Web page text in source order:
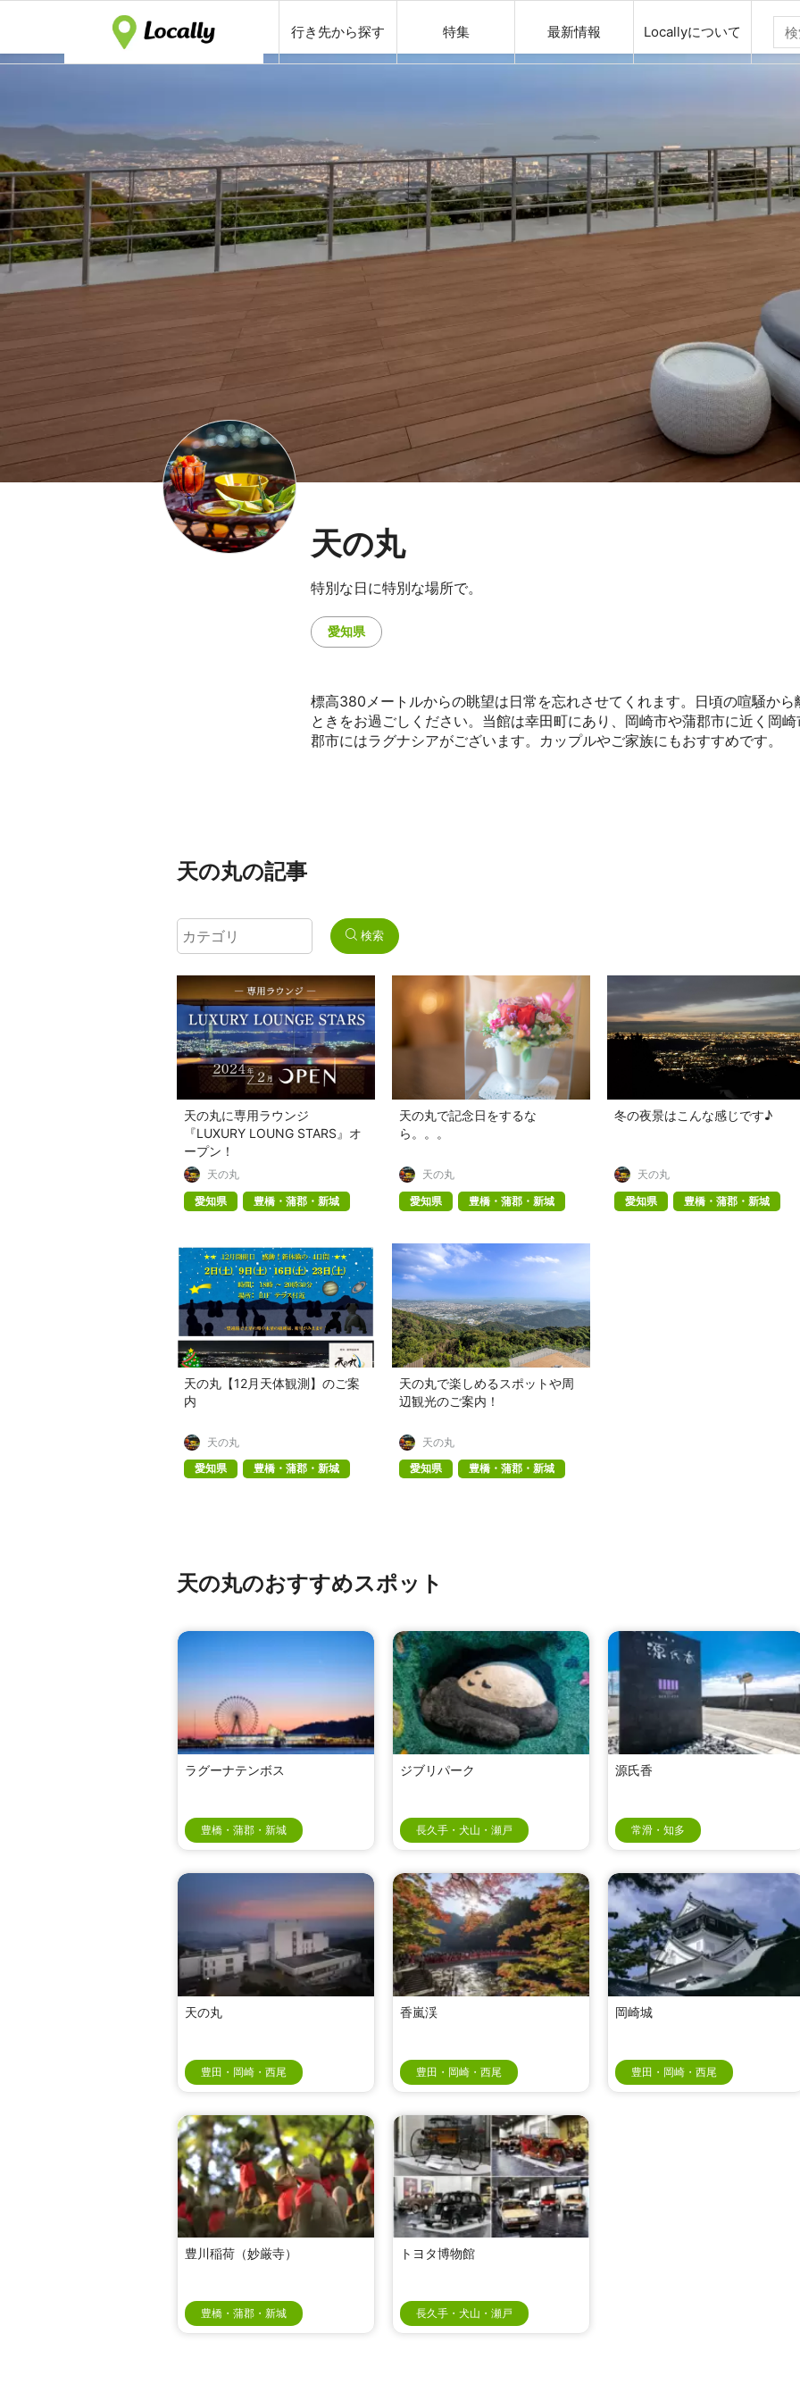
行き先から探す 特集 最新情報 Locallyについて
天の丸
特別な日に特別な場所で。
愛知県
標高380メートルからの眺望は日常を忘れさせてくれます。日頃の喧騒から
ときをお過ごしください。当館は幸田町にあり、岡崎市や蒲郡市に近く岡
郡市にはラグナシアがございます。カップルやご家族にもおすすめです。
天の丸の記事
検索
天の丸に専用ラウンジ
『LUXURY LOUNG STARS』オ
ープン！
天の丸
愛知県
豊橋・蒲郡・新城
天の丸で記念日をするな
ら。。。
天の丸
愛知県
豊橋・蒲郡・新城
冬の夜景はこんな感じです♪
天の丸
愛知県
豊橋・蒲郡・新城
天の丸【12月天体観測】のご案
内
天の丸
愛知県
豊橋・蒲郡・新城
天の丸で楽しめるスポットや周
辺観光のご案内！
天の丸
愛知県
豊橋・蒲郡・新城
天の丸のおすすめスポット
ラグーナテンボス
豊橋・蒲郡・新城
ジブリパーク
長久手・犬山・瀬戸
源氏香
常滑・知多
天の丸
豊田・岡崎・西尾
香嵐渓
豊田・岡崎・西尾
岡崎城
豊田・岡崎・西尾
豊川稲荷（妙厳寺）
豊橋・蒲郡・新城
トヨタ博物館
長久手・犬山・瀬戸